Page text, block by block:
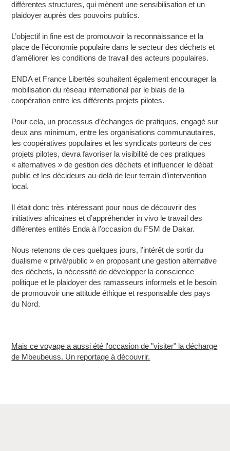
différentes structures, qui mènent une sensibilisation et un
plaidoyer auprès des pouvoirs publics.
L’objectif in fine est de promouvoir la reconnaissance et la
place de l’économie populaire dans le secteur des déchets et
d’améliorer les conditions de travail des acteurs populaires.
ENDA et France Libertés souhaitent également encourager la
mobilisation du réseau international par le biais de la
coopération entre les différents projets pilotes.
Pour cela, un processus d’échanges de pratiques, engagé sur
deux ans minimum, entre les organisations communautaires,
les coopératives populaires et les syndicats porteurs de ces
projets pilotes, devra favoriser la visibilité de ces pratiques
« alternatives » de gestion des déchets et influencer le débat
public et les décideurs au-delà de leur terrain d’intervention
local.
Il était donc très intéressant pour nous de découvrir des
initiatives africaines et d’appréhender in vivo le travail des
différentes entités Enda à l’occasion du FSM de Dakar.
Nous retenons de ces quelques jours, l’intérêt de sortir du
dualisme « privé/public » en proposant une gestion alternative
des déchets, la nécessité de développer la conscience
politique et le plaidoyer des ramasseurs informels et le besoin
de promouvoir une attitude éthique et responsable des pays
du Nord.
Mais ce voyage a aussi été l'occasion de "visiter" la décharge
de Mbeubeuss. Un reportage à découvrir.